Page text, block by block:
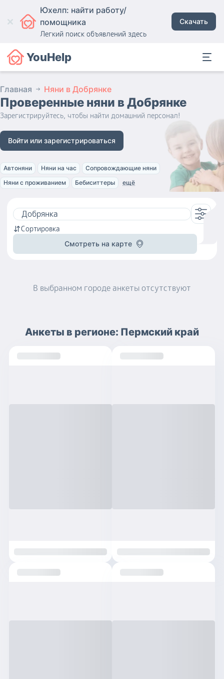
Юхелп: найти работу/
помощника
Легкий поиск объявлений здесь
Скачать
YouHelp
Главная Няни в Добрянке
Проверенные няни в Добрянке
Зарегистрируйтесь, чтобы найти домашний персонал!
Войти или зарегистрироваться
Автоняни Няни на час
Сопровождающие няни
Няни с проживанием
Бебиситтеры ещё
Сортировка
Смотреть на карте
В выбранном городе анкеты отсутствуют
Анкеты в регионе: Пермский край